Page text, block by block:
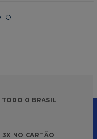
TODO O BRASIL
3X NO CARTÃO